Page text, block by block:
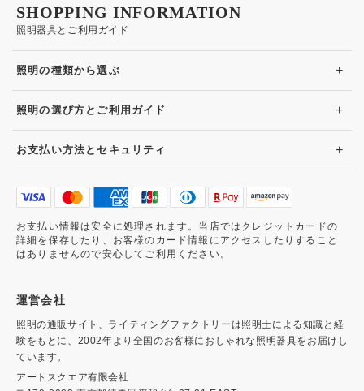
照明器具とご利用ガイド
SHOPPING INFORMATION
照明の種類から選ぶ +
照明の選び方とご利用ガイド +
お支払い方法とセキュリティ +
お支払い情報は安全に処理されます。当店ではクレジットカードの
詳細を保存したり、お客様のカード情報にアクセスしたりすること
はありませんので安心してご利用ください。
運営会社
照明の通販サイト、ライティングファクトリーは照明士による知識と経
験をもとに、2002年より全国のお客様におしゃれな照明器具をお届けし
ています。
アートスクエア有限会社